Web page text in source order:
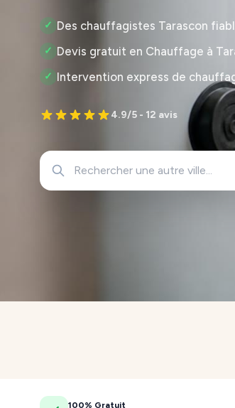
✓ Des chauffagistes Tarascon
✓ Devis gratuit en Chauffage à
✓ Intervention express de
4.9/5 - 12 avis
100% Gratuit